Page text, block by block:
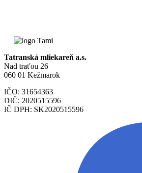
Tatranská mliekareň a.s.
Nad traťou 26
060 01 Kežmarok
IČO: 31654363
DIČ: 2020515596
IČ DPH: SK2020515596